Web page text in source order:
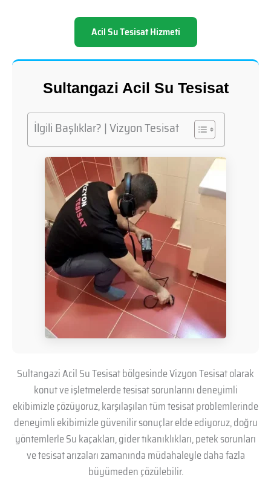
Acil Su Tesisat Hizmeti
Sultangazi Acil Su Tesisat
İlgili Başlıklar? | Vizyon Tesisat
Sultangazi Acil Su Tesisat bölgesinde Vizyon Tesisat olarak
konut ve işletmelerde tesisat sorunlarını deneyimli
ekibimizle çözüyoruz, karşılaşılan tüm tesisat problemlerinde
deneyimli ekibimizle güvenilir sonuçlar elde ediyoruz, doğru
yöntemlerle Su kaçakları, gider tıkanıklıkları, petek sorunları
ve tesisat arızaları zamanında müdahaleyle daha fazla
büyümeden çözülebilir.